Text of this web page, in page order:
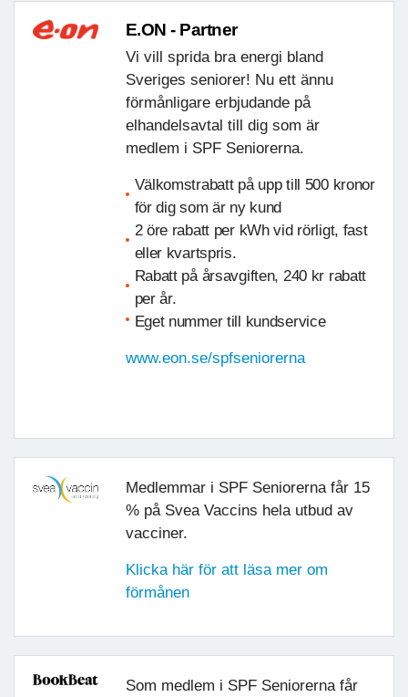
E.ON - Partner
Vi vill sprida bra energi bland
Sveriges seniorer! Nu ett ännu
förmånligare erbjudande på
elhandelsavtal till dig som är
medlem i SPF Seniorerna.
Välkomstrabatt på upp till 500 kronor
för dig som är ny kund
2 öre rabatt per kWh vid rörligt, fast
eller kvartspris.
Rabatt på årsavgiften, 240 kr rabatt
per år.
Eget nummer till kundservice
www.eon.se/spfseniorerna
Medlemmar i SPF Seniorerna får 15
% på Svea Vaccins hela utbud av
vacciner.
Klicka här för att läsa mer om
förmånen
Som medlem i SPF Seniorerna får